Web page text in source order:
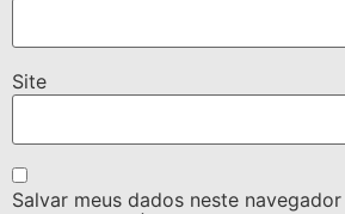
Site
Salvar meus dados neste